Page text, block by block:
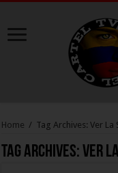
Home / Tag Archives: Ver La
Tag Archives: Ver